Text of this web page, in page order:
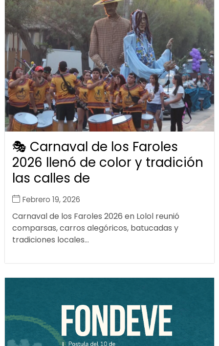
🎭 Carnaval de los Faroles
2026 llenó de color y tradición
las calles de
Febrero 19, 2026
Carnaval de los Faroles 2026 en Lolol reunió
comparsas, carros alegóricos, batucadas y
tradiciones locales...